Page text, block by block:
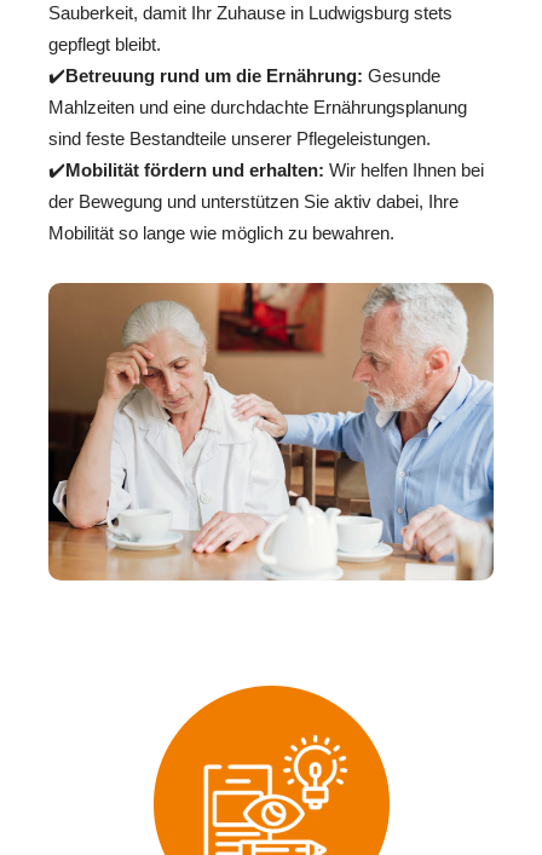
Sauberkeit, damit Ihr Zuhause in Ludwigsburg stets
gepflegt bleibt.
✔️Betreuung rund um die Ernährung: Gesunde
Mahlzeiten und eine durchdachte Ernährungsplanung
sind feste Bestandteile unserer Pflegeleistungen.
✔️Mobilität fördern und erhalten: Wir helfen Ihnen bei
der Bewegung und unterstützen Sie aktiv dabei, Ihre
Mobilität so lange wie möglich zu bewahren.